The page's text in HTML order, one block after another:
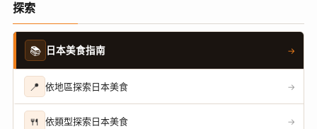
探索
📚 日本美食指南 →
📍 依地區探索日本美食 →
🍴 依類型探索日本美食 →